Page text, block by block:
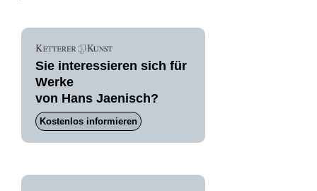
Sie interessieren sich für
Werke
von Hans Jaenisch?
Kostenlos informieren